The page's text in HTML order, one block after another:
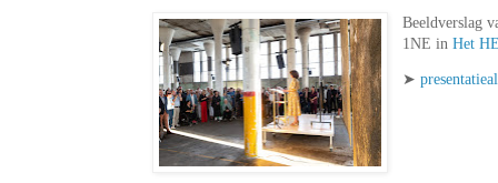
Beeldverslag
1NE inHet
➤